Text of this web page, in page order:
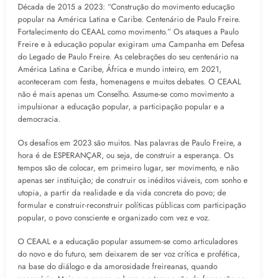
Década de 2015 a 2023: “Construção do movimento educação
popular na América Latina e Caribe. Centenário de Paulo Freire.
Fortalecimento do CEAAL como movimento.” Os ataques a Paulo
Freire e à educação popular exigiram uma Campanha em Defesa
do Legado de Paulo Freire. As celebrações do seu centenário na
América Latina e Caribe, África e mundo inteiro, em 2021,
aconteceram com festa, homenagens e muitos debates. O CEAAL
não é mais apenas um Conselho. Assume-se como movimento a
impulsionar a educação popular, a participação popular e a
democracia.
Os desafios em 2023 são muitos. Nas palavras de Paulo Freire, a
hora é de ESPERANÇAR, ou seja, de construir a esperança. Os
tempos são de colocar, em primeiro lugar, ser movimento, e não
apenas ser instituição; de construir os inéditos viáveis, com sonho e
utopia, a partir da realidade e da vida concreta do povo; de
formular e construir-reconstruir políticas públicas com participação
popular, o povo consciente e organizado com vez e voz.
O CEAAL e a educação popular assumem-se como articuladores
do novo e do futuro, sem deixarem de ser voz crítica e profética,
na base do diálogo e da amorosidade freireanas, quando